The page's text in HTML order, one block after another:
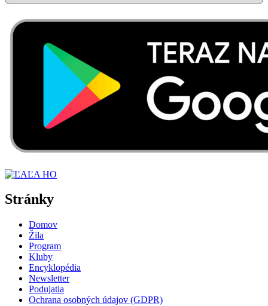
Stránky
Domov
Žila
Program
Kluby
Encyklopédia
Newsletter
Podujatia
Ochrana osobných údajov (GDPR)